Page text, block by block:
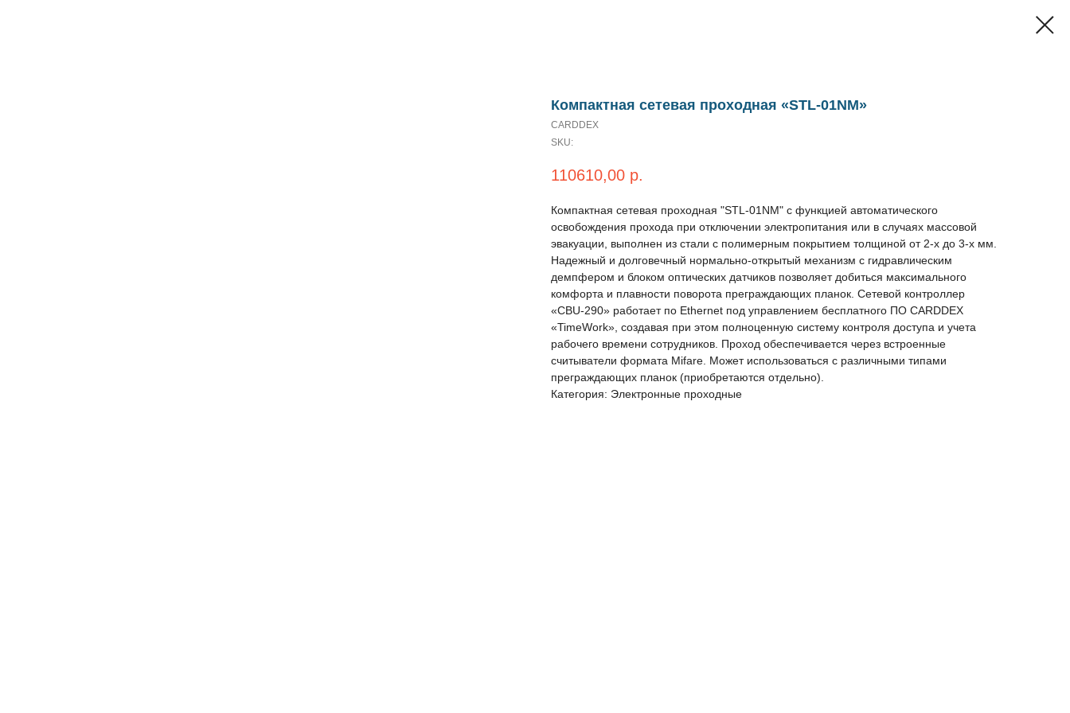
Компактная сетевая проходная «STL-01NM»
CARDDEX
SKU:
110610,00 р.
Компактная сетевая проходная "STL-01NM" с функцией автоматического
освобождения прохода при отключении электропитания или в случаях массовой
эвакуации, выполнен из стали с полимерным покрытием толщиной от 2-х до 3-х мм.
Надежный и долговечный нормально-открытый механизм c гидравлическим
демпфером и блоком оптических датчиков позволяет добиться максимального
комфорта и плавности поворота преграждающих планок. Сетевой контроллер
«CBU-290» работает по Ethernet под управлением бесплатного ПО CARDDEX
«TimeWork», создавая при этом полноценную систему контроля доступа и учета
рабочего времени сотрудников. Проход обеспечивается через встроенные
считыватели формата Mifare. Может использоваться с различными типами
преграждающих планок (приобретаются отдельно).
Категория: Электронные проходные